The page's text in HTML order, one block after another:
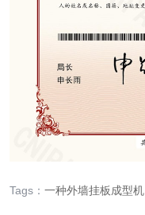
Tags： 一种外墙挂板成型机